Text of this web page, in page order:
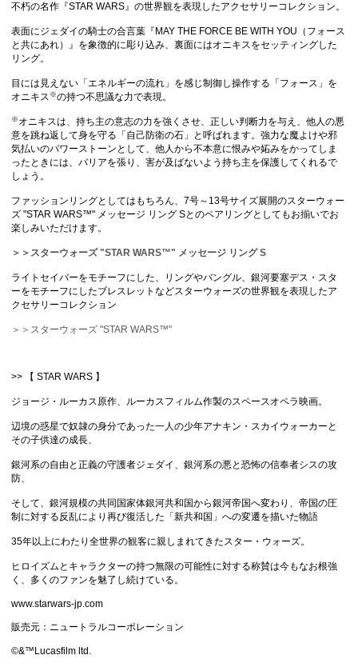
不朽の名作『STAR WARS』の世界観を表現したアクセサリーコレクション。
表面にジェダイの騎士の合言葉『MAY THE FORCE BE WITH YOU（フォース
と共にあれ）』を象徴的に彫り込み、裏面にはオニキスをセッティングした
リング。
目には見えない「エネルギーの流れ」を感じ制御し操作する「フォース」を
オニキス ※の持つ不思議な力で表現。
※ オニキスは、持ち主の意志の力を強くさせ、正しい判断力を与え、他人の悪
意を跳ね返して身を守る「自己防衛の石」と呼ばれます。強力な魔よけや邪
気払いのパワーストーンとして、他人から不本意に恨みや妬みをかってしま
ったときには、バリアを張り、害が及ばないよう持ち主を保護してくれるで
しょう。
ファッションリングとしてはもちろん、7号～13号サイズ展開のスターウォー
ズ "STAR WARS™" メッセージ リング Sとのペアリングとしてもお揃いでお
楽しみいただけます。
＞＞スターウォーズ "STAR WARS™" メッセージ リング S
ライトセイバーをモチーフにした、リングやバングル、銀河要塞デス・スタ
ーをモチーフにしたブレスレットなどスターウォーズの世界観を表現したア
クセサリーコレクション
＞＞スターウォーズ "STAR WARS™"
>> 【 STAR WARS 】
ジョージ・ルーカス原作、ルーカスフィルム作製のスペースオペラ映画。
辺境の惑星で奴隷の身分であった一人の少年アナキン・スカイウォーカーと
その子供達の成長、
銀河系の自由と正義の守護者ジェダイ、銀河系の悪と恐怖の信奉者シスの攻
防、
そして、銀河規模の共同国家体銀河共和国から銀河帝国へ変わり、帝国の圧
制に対する反乱により再び復活した「新共和国」への変遷を描いた物語
35年以上にわたり全世界の観客に親しまれてきたスター・ウォーズ。
ヒロイズムとキャラクターの持つ無限の可能性に対する称賛は今もなお根強
く、多くのファンを魅了し続けている。
www.starwars-jp.com
販売元：ニュートラルコーポレーション
©&™Lucasfilm ltd.